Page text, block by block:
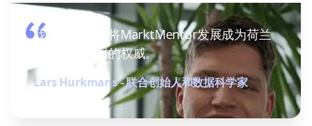
我们的愿望是将MarktMentor发展成为荷兰
电子商务数据的权威。
Lars Hurkmans - 联合创始人和数据科学家